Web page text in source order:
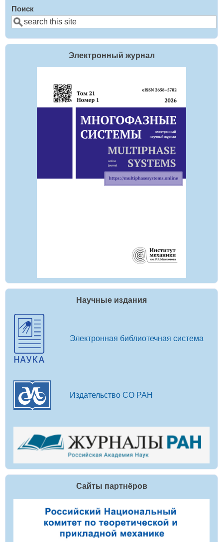
Поиск
Электронный журнал
Научные издания
Электронная библиотечная система
Издательство СО РАН
Сайты партнёров